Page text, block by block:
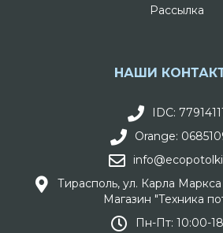
Рассылка
НАШИ
IDC:
Orange:
Тирасполь, ул. Карла
Магазин "Техника
Пн-Пт: 10:00-